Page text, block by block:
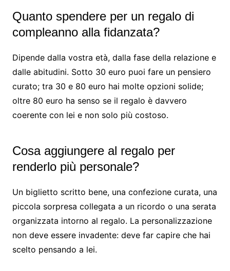
Quanto spendere per un regalo di
compleanno alla fidanzata?
Dipende dalla vostra età, dalla fase della relazione e
dalle abitudini. Sotto 30 euro puoi fare un pensiero
curato; tra 30 e 80 euro hai molte opzioni solide;
oltre 80 euro ha senso se il regalo è davvero
coerente con lei e non solo più costoso.
Cosa aggiungere al regalo per
renderlo più personale?
Un biglietto scritto bene, una confezione curata, una
piccola sorpresa collegata a un ricordo o una serata
organizzata intorno al regalo. La personalizzazione
non deve essere invadente: deve far capire che hai
scelto pensando a lei.